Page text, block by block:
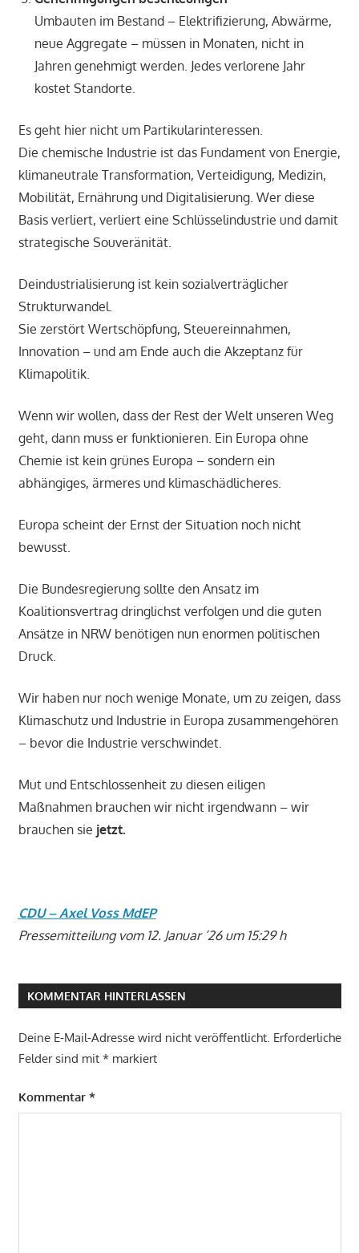
Umbauten im Bestand – Elektrifizierung, Abwärme,
neue Aggregate – müssen in Monaten, nicht in
Jahren genehmigt werden. Jedes verlorene Jahr
kostet Standorte.
Es geht hier nicht um Partikularinteressen.
Die chemische Industrie ist das Fundament von Energie,
klimaneutrale Transformation, Verteidigung, Medizin,
Mobilität, Ernährung und Digitalisierung. Wer diese
Basis verliert, verliert eine Schlüsselindustrie und damit
strategische Souveränität.
Deindustrialisierung ist kein sozialverträglicher
Strukturwandel.
Sie zerstört Wertschöpfung, Steuereinnahmen,
Innovation – und am Ende auch die Akzeptanz für
Klimapolitik.
Wenn wir wollen, dass der Rest der Welt unseren Weg
geht, dann muss er funktionieren. Ein Europa ohne
Chemie ist kein grünes Europa – sondern ein
abhängiges, ärmeres und klimaschädlicheres.
Europa scheint der Ernst der Situation noch nicht
bewusst.
Die Bundesregierung sollte den Ansatz im
Koalitionsvertrag dringlichst verfolgen und die guten
Ansätze in NRW benötigen nun enormen politischen
Druck.
Wir haben nur noch wenige Monate, um zu zeigen, dass
Klimaschutz und Industrie in Europa zusammengehören
– bevor die Industrie verschwindet.
Mut und Entschlossenheit zu diesen eiligen
Maßnahmen brauchen wir nicht irgendwann – wir
brauchen sie jetzt.
CDU – Axel Voss MdEP
Pressemitteilung vom 12. Januar ’26 um 15:29 h
KOMMENTAR HINTERLASSEN
Deine E-Mail-Adresse wird nicht veröffentlicht. Erforderliche
Felder sind mit *markiert
Kommentar *